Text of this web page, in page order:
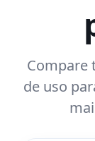
Compare
de uso